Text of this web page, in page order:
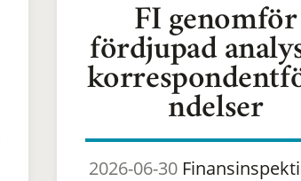
FI genomför
fördjupad
ndelser
2026-06-30